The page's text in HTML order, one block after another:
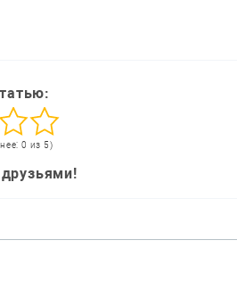
0 из 5)